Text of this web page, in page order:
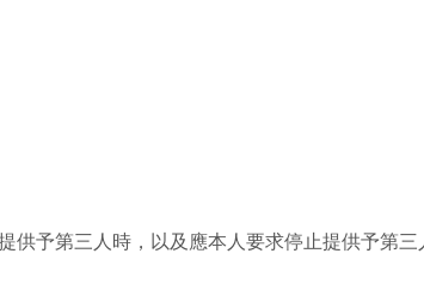
予第三人時，以及應本人要求停止提供予第